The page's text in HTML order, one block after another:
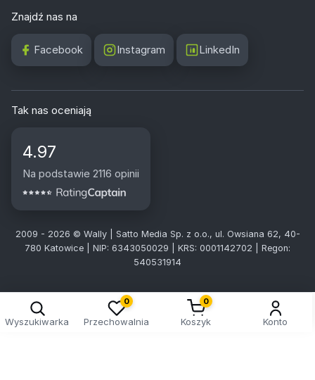
Znajdź nas na
Facebook Instagram LinkedIn
Tak nas oceniają
4.97
Na podstawie 2116 opinii
2009 - 2026 © Wally | Satto Media Sp. z o.o., ul. Owsiana 62, 40-
780 Katowice | NIP: 6343050029 | KRS: 0001142702 | Regon:
540531914
Wyszukiwarka
0
Przechowalnia
0
Koszyk Konto